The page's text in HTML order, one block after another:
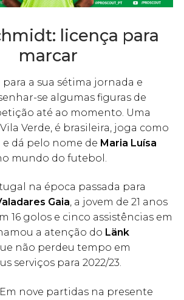
licença para
marcar
para a sua sétima jornada e
se algumas figuras de
até ao momento. Uma
Verde, é brasileira, joga como
dá pelo nome de Maria Luísa
mundo do futebol.
na época passada para
Gaia, a jovem de 21 anos
16 golos e cinco assistências em
a atenção do Länk
não perdeu tempo em
serviços para 2022/23.
nove partidas na presente